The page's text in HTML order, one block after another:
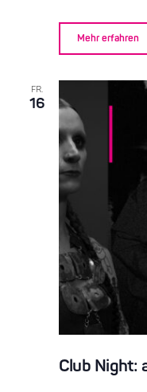
Mehr erfahren
FR.
16
Club Night: